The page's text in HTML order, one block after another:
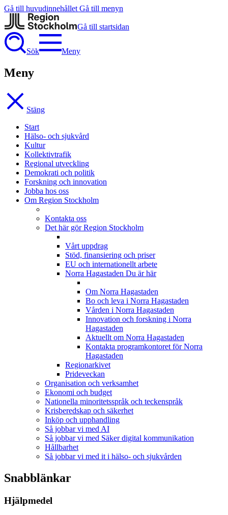
Gå till huvudinnehållet Gå till menyn
Gå till startsidan
Sök Meny
Meny
Stäng
Start
Hälso- och sjukvård
Kultur
Kollektivtrafik
Regional utveckling
Demokrati och politik
Forskning och innovation
Jobba hos oss
Om Region Stockholm
Kontakta oss
Det här gör Region Stockholm
Vårt uppdrag
Stöd, finansiering och priser
EU och internationellt arbete
Norra Hagastaden Du är här
Om Norra Hagastaden
Bo och leva i Norra Hagastaden
Vården i Norra Hagastaden
Innovation och forskning i Norra
Hagastaden
Aktuellt om Norra Hagastaden
Kontakta programkontoret för Norra
Hagastaden
Regionarkivet
Prideveckan
Organisation och verksamhet
Ekonomi och budget
Nationella minoritetsspråk och teckenspråk
Krisberedskap och säkerhet
Inköp och upphandling
Så jobbar vi med AI
Så jobbar vi med Säker digital kommunikation
Hållbarhet
Så jobbar vi med it i hälso- och sjukvården
Snabblänkar
Hjälpmedel